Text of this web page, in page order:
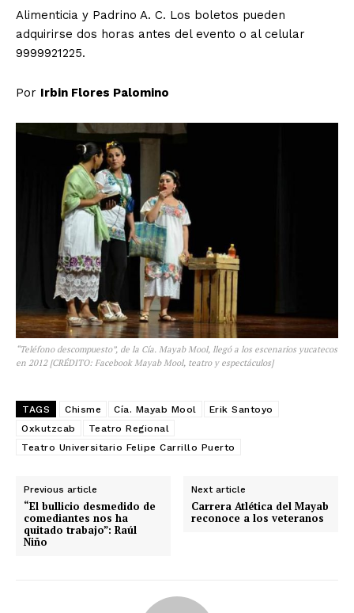
Alimenticia y Padrino A. C. Los boletos pueden
adquirirse dos horas antes del evento o al celular
9999921225.
Por Irbin Flores Palomino
“Teléfono descompuesto”, de la Cía. Mayab Mool, llegó a los escenarios yucatecos
en 2012 [CRÉDITO: Facebook Mayab Mool, teatro y espectáculos]
TAGS Chisme Cía. Mayab Mool
Erik Santoyo
Oxkutzcab
Teatro Regional
Teatro Universitario Felipe Carrillo Puerto
Previous article
“El bullicio desmedido de
comediantes nos ha
quitado trabajo”: Raúl
Niño
Next article
Carrera Atlética del Mayab
reconoce a los veteranos